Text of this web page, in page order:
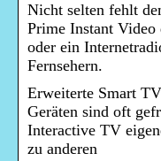
Nicht selten fehlt
Prime Instant
oder ein
Fernsehern.
Erweiterte Smart
Geräten sind oft
Interactive TV
zu anderen